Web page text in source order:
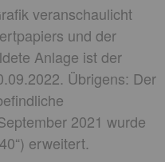
veranschaulicht
und der
Anlage ist der
Übrigens: Der
2021 wurde
erweitert.